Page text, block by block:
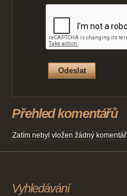
Přehled komentářů
Zatím nebyl vložen žádný komentář
Vyhledávání